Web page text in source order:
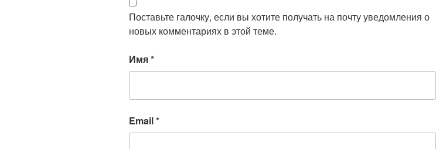
Поставьте галочку, если вы хотите получать на почту уведомления о
новых комментариях в этой теме.
Имя*
Email*